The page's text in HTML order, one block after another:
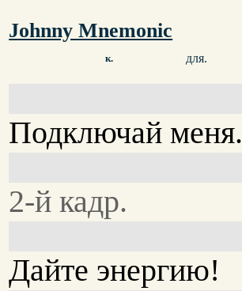
Johnny Mnemonic
к. для.
Подключай меня.
2-й кадр.
Дайте энергию!